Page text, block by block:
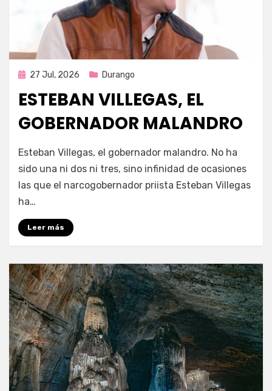
Publicada
27 Jul, 2026 Durango
ESTEBAN VILLEGAS, EL
GOBERNADOR MALANDRO
por Fernando Miranda Servín
Esteban Villegas, el gobernador malandro. No ha
sido una ni dos ni tres, sino infinidad de ocasiones
las que el narcogobernador priista Esteban Villegas
ha…
Leer más